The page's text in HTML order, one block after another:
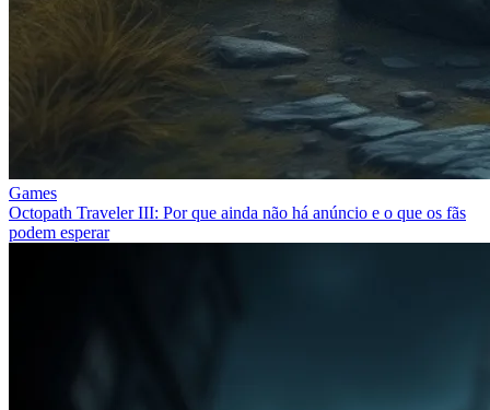
Games
Octopath Traveler III: Por que ainda não há anúncio e o que os fãs
podem esperar